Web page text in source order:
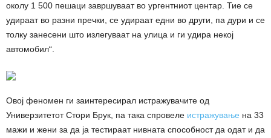
околу 1 500 пешаци завршуваат во ургентниот центар. Тие се
удираат во разни пречки, се удираат едни во други, па дури и се
толку занесени што излегуваат на улица и ги удира некој
автомобил“.
Овој феномен ги заинтересирал истражувачите од
Универзитетот Стори Брук, па така спровеле истражување на 33
мажи и жени за да ја тестираат нивната способност да одат и да